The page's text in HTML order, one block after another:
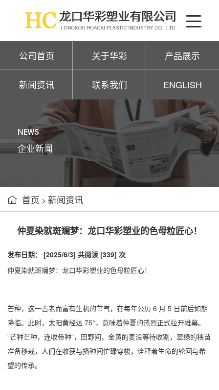
公司首页 关于华彩 产品展示
新闻资讯 联系我们 ENGLISH
NEWS
企业新闻
 首页 > 新闻资讯
​仲夏染就斑斓梦：龙口华彩塑业的色母粒匠心！
发布日期： [2025/6/3] 共阅读 [339] 次
仲夏染就斑斓梦：龙口华彩塑业的色母粒匠心！
芒种，这一古老而富有生机的节气，在每年公历 6 月 5 日前后如期
降临。此时，太阳黄经达 75°，意味着仲夏的热烈正式拉开帷幕。
“芒种芒种，连收带种”，田野间，金黄的麦浪等待收割，翠绿的秧苗
准备移栽，人们在收获与播种间忙碌穿梭，诠释着生命的轮回与希
望的传承。